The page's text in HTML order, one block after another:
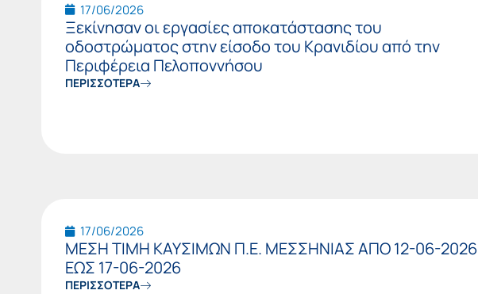
17/06/2026
Ξεκίνησαν οι εργασίες αποκατάστασης του
οδοστρώματος στην είσοδο του Κρανιδίου από την
Περιφέρεια Πελοποννήσου
ΠΕΡΙΣΣΟΤΕΡΑ
17/06/2026
ΜΕΣΗ ΤΙΜΗ ΚΑΥΣΙΜΩΝ Π.Ε. ΜΕΣΣΗΝΙΑΣ ΑΠΟ 12-06-2026
ΕΩΣ 17-06-2026
ΠΕΡΙΣΣΟΤΕΡΑ